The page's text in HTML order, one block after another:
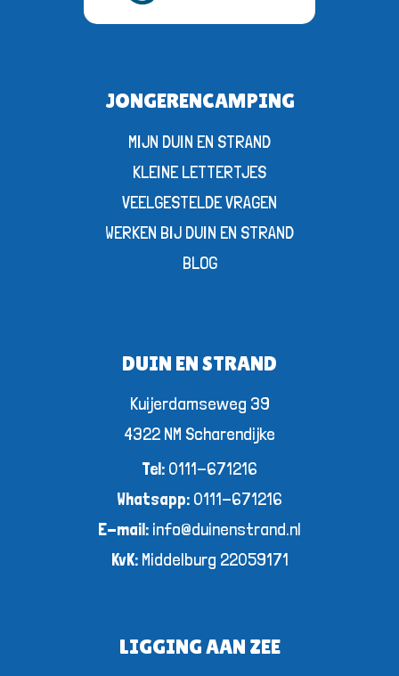
JONGERENCAMPING
MIJN DUIN EN STRAND
KLEINE LETTERTJES
VEELGESTELDE VRAGEN
WERKEN BIJ DUIN EN STRAND
BLOG
DUIN EN STRAND
Kuijerdamseweg 39
4322 NM Scharendijke
Tel: 0111-671216
Whatsapp: 0111-671216
E-mail: info@duinenstrand.nl
KvK: Middelburg 22059171
LIGGING AAN ZEE